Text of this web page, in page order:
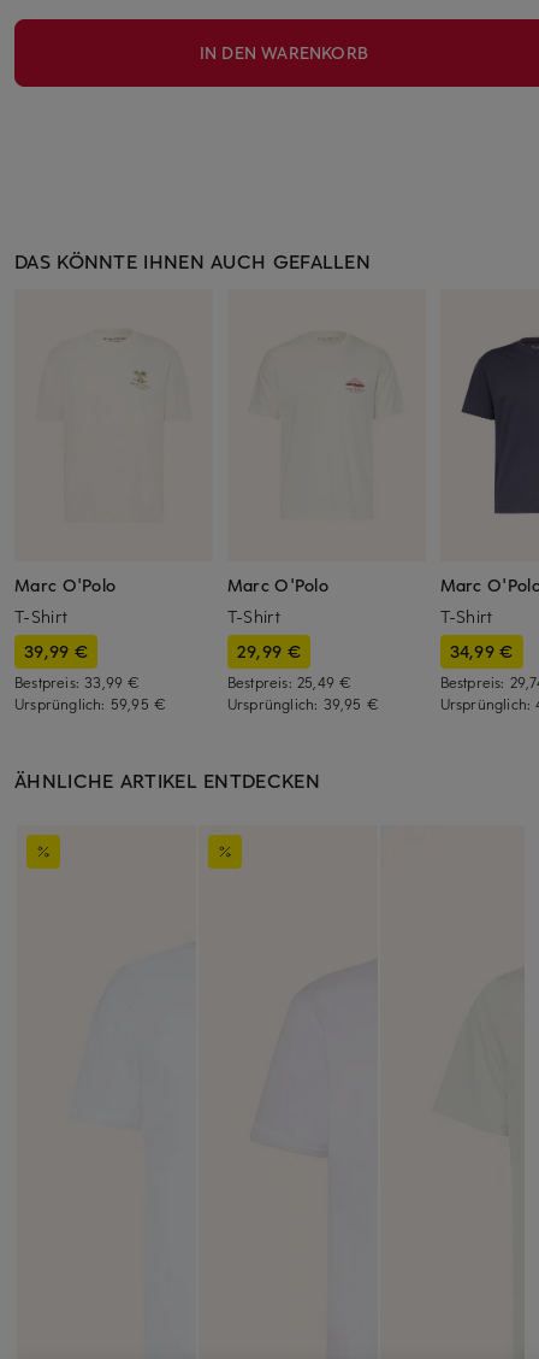
IN DEN WARENKORB
DAS KÖNNTE IHNEN AUCH GEFALLEN
Marc O'Polo
T-Shirt
39,99 €
Bestpreis:33,99 €
Ursprünglich: 59,95 €
Marc O'Polo
T-Shirt
29,99 €
Bestpreis: 25,49 €
Ursprünglich: 39,95 €
Marc
T-Shirt
34,99 €
Bestpreis:
Ursprünglich:
ÄHNLICHE ARTIKEL ENTDECKEN